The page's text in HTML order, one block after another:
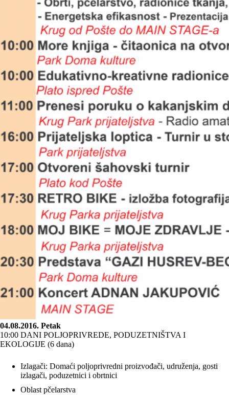
04.08.2016. Petak
10:00 DANI POLJOPRIVREDE, PODUZETNIŠTVA I
EKOLOGIJE (6 dana)
Izlagači: Domaći poljoprivredni proizvođači, udruženja, gosti
izlagači, poduzetnici i obrtnici
Oblast pčelarstva